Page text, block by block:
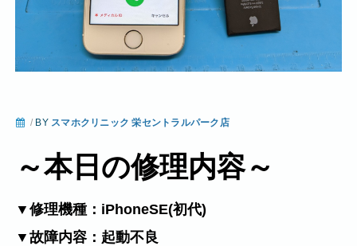
/ BY スマホクリニック 栄セントラルパーク店
～本日の修理内容～
▼修理機種：iPhoneSE(初代)
▼故障内容：起動不良